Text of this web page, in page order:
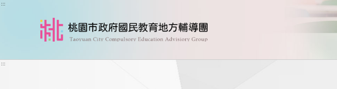
跳到主要內容
:::
:::